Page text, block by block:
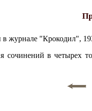
в журнале "Крокодил",
сочинений в четырех